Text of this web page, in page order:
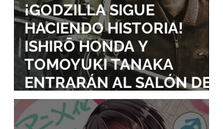
¡GODZILLA SIGUE
HACIENDO HISTORIA!
ISHIRŌ HONDA Y
TOMOYUKI TANAKA
ENTRARÁN AL SALÓN DE
LA FAMA DE LOS EFECTOS
VISUALES